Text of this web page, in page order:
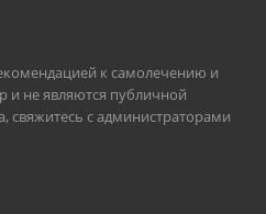
к самолечению и
и не являются публичной
свяжитесь с администраторами